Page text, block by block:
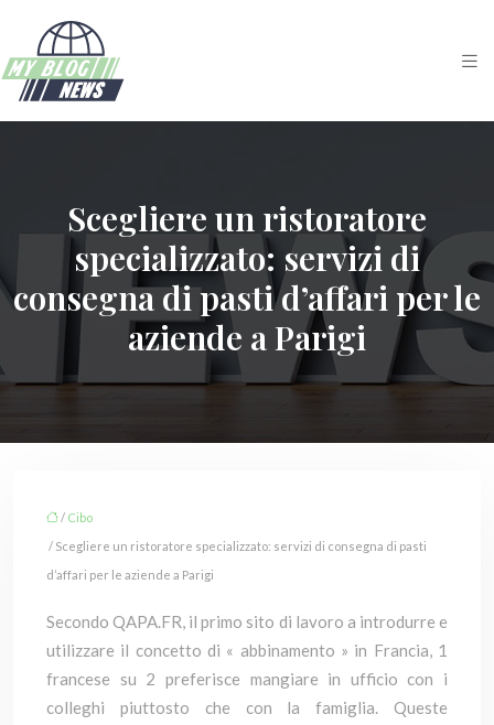
Scegliere un ristoratore
specializzato: servizi di
consegna di pasti d’affari per le
aziende a Parigi
/ Cibo
/ Scegliere un ristoratore specializzato: servizi di consegna di pasti
d’affari per le aziende a Parigi
Secondo QAPA.FR, il primo sito di lavoro a introdurre e
utilizzare il concetto di « abbinamento » in Francia, 1
francese su 2 preferisce mangiare in ufficio con i
colleghi piuttosto che con la famiglia. Queste